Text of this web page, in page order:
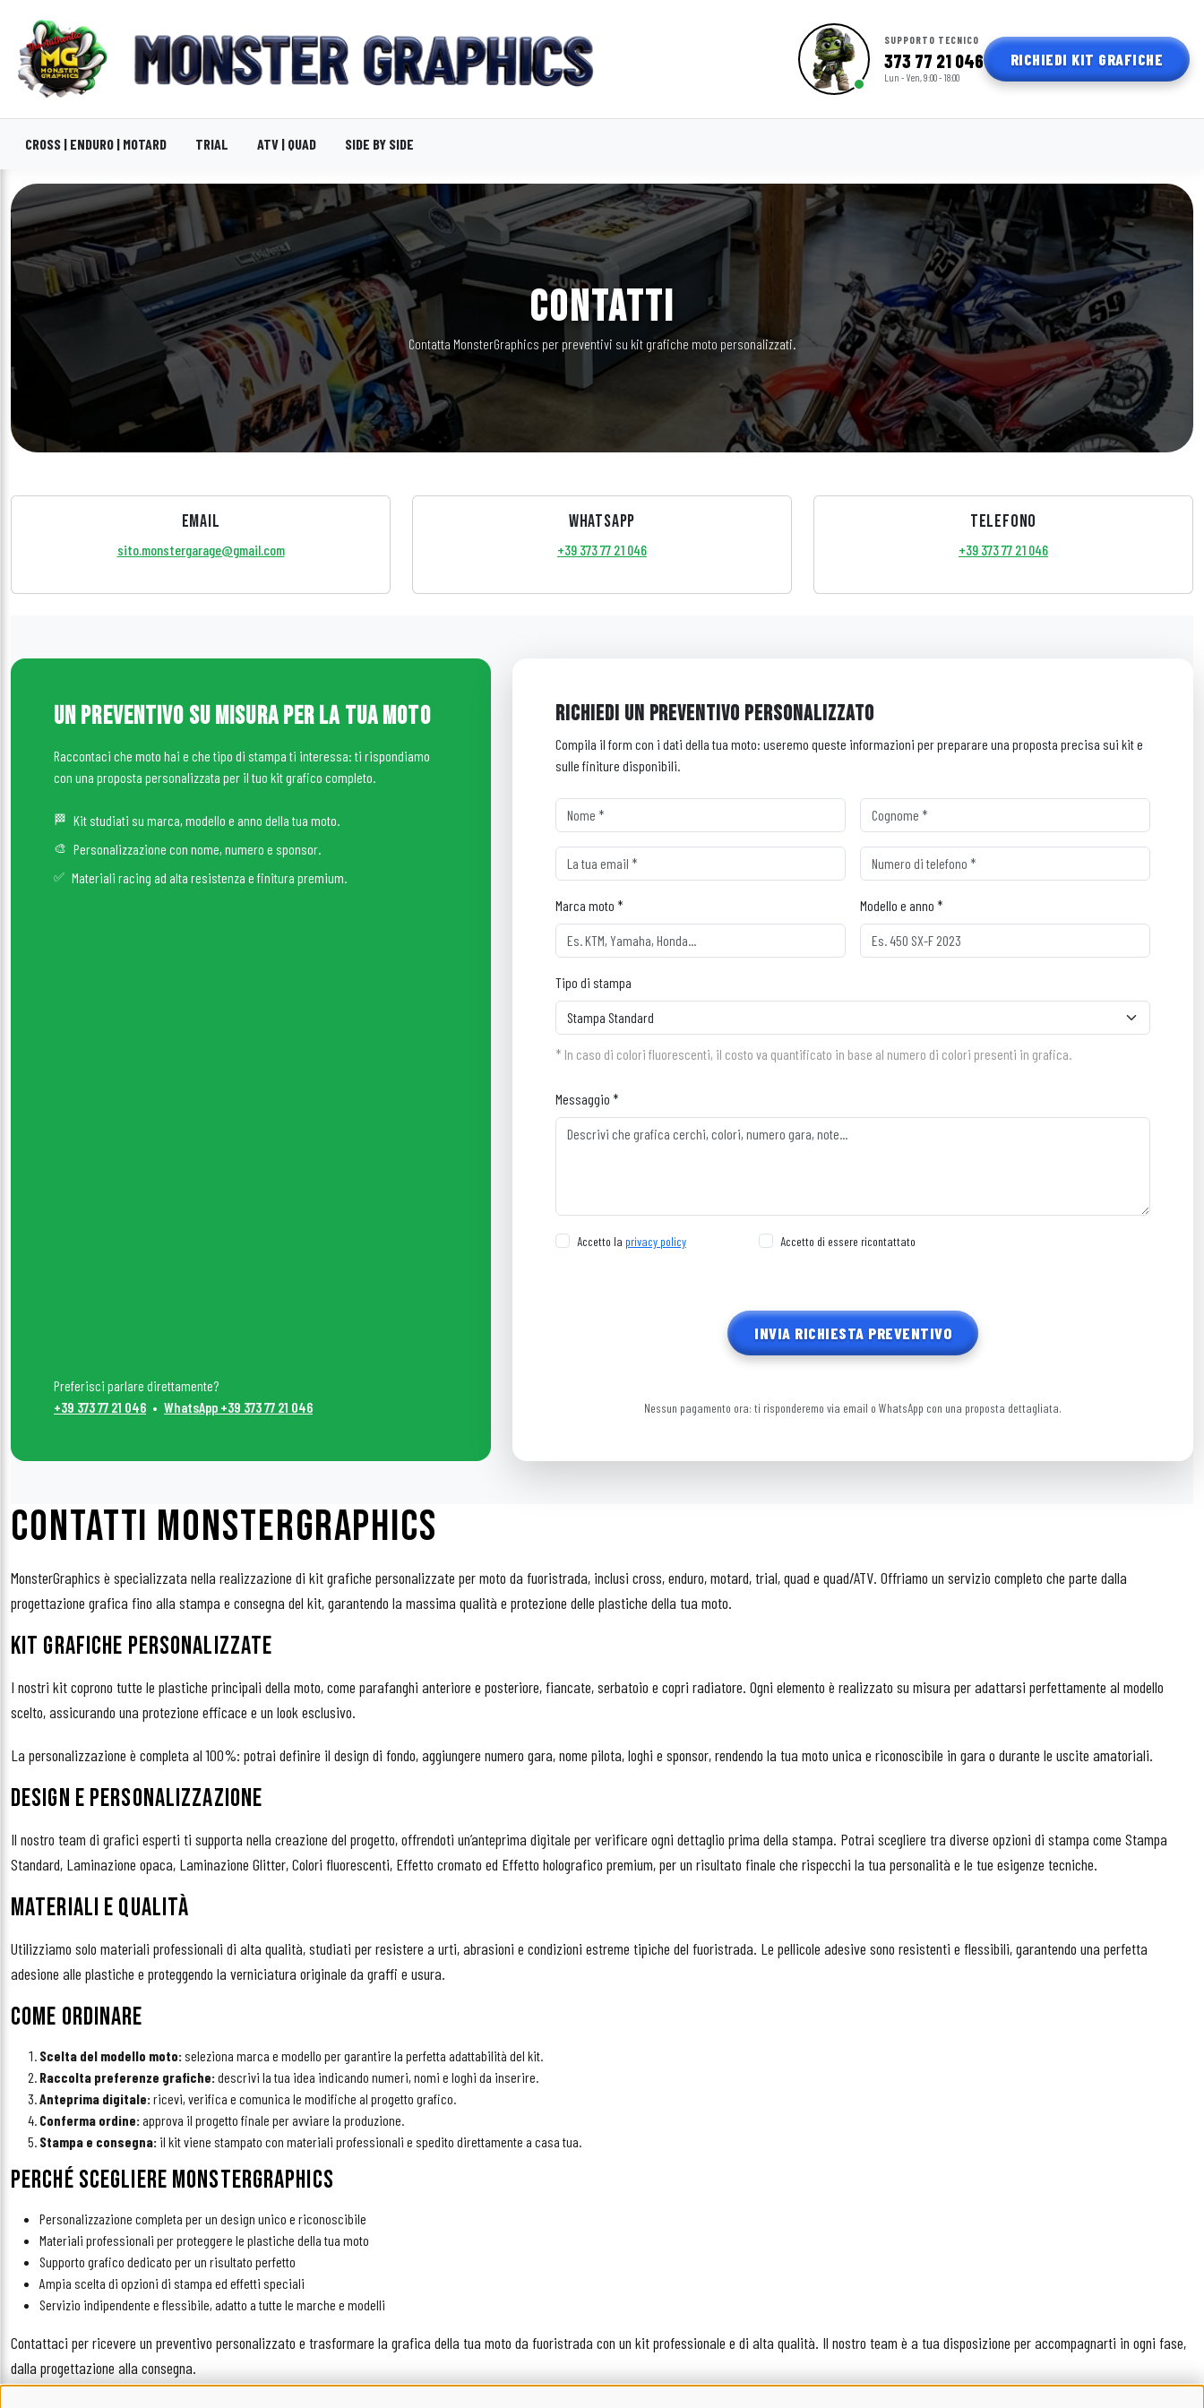
SUPPORTO TECNICO
373 77 21 046
Lun - Ven, 9:00 - 18:00
RICHIEDI KIT GRAFICHE
CROSS | ENDURO | MOTARD TRIAL ATV | QUAD SIDE BY SIDE
CONTATTI
Contatta MonsterGraphics per preventivi su kit grafiche moto personalizzati.
EMAIL
sito.monstergarage@gmail.com
WHATSAPP
+39 373 77 21 046
TELEFONO
+39 373 77 21 046
UN PREVENTIVO SU MISURA PER LA TUA MOTO
Raccontaci che moto hai e che tipo di stampa ti interessa: ti rispondiamo
con una proposta personalizzata per il tuo kit grafico completo.
🏁 Kit studiati su marca, modello e anno della tua moto.
🎨 Personalizzazione con nome, numero e sponsor.
✅ Materiali racing ad alta resistenza e finitura premium.
Preferisci parlare direttamente?
+39 373 77 21 046 • WhatsApp +39 373 77 21 046
RICHIEDI UN PREVENTIVO PERSONALIZZATO
Compila il form con i dati della tua moto: useremo queste informazioni per preparare una proposta precisa sui kit e
sulle finiture disponibili.
Marca moto * Modello e anno *
Tipo di stampa
* In caso di colori fluorescenti, il costo va quantificato in base al numero di colori presenti in grafica.
Messaggio *
Accetto la privacy policy Accetto di essere ricontattato
INVIA RICHIESTA PREVENTIVO
Nessun pagamento ora: ti risponderemo via email o WhatsApp con una proposta dettagliata.
CONTATTI MONSTERGRAPHICS
MonsterGraphics è specializzata nella realizzazione di kit grafiche personalizzate per moto da fuoristrada, inclusi cross, enduro, motard, trial, quad e quad/ATV. Offriamo un servizio completo che parte dalla
progettazione grafica fino alla stampa e consegna del kit, garantendo la massima qualità e protezione delle plastiche della tua moto.
KIT GRAFICHE PERSONALIZZATE
I nostri kit coprono tutte le plastiche principali della moto, come parafanghi anteriore e posteriore, fiancate, serbatoio e copri radiatore. Ogni elemento è realizzato su misura per adattarsi perfettamente al modello
scelto, assicurando una protezione efficace e un look esclusivo.
La personalizzazione è completa al 100%: potrai definire il design di fondo, aggiungere numero gara, nome pilota, loghi e sponsor, rendendo la tua moto unica e riconoscibile in gara o durante le uscite amatoriali.
DESIGN E PERSONALIZZAZIONE
Il nostro team di grafici esperti ti supporta nella creazione del progetto, offrendoti un’anteprima digitale per verificare ogni dettaglio prima della stampa. Potrai scegliere tra diverse opzioni di stampa come Stampa
Standard, Laminazione opaca, Laminazione Glitter, Colori fluorescenti, Effetto cromato ed Effetto holografico premium, per un risultato finale che rispecchi la tua personalità e le tue esigenze tecniche.
MATERIALI E QUALITÀ
Utilizziamo solo materiali professionali di alta qualità, studiati per resistere a urti, abrasioni e condizioni estreme tipiche del fuoristrada. Le pellicole adesive sono resistenti e flessibili, garantendo una perfetta
adesione alle plastiche e proteggendo la verniciatura originale da graffi e usura.
COME ORDINARE
Scelta del modello moto: seleziona marca e modello per garantire la perfetta adattabilità del kit.
Raccolta preferenze grafiche:descrivi la tua idea indicando numeri, nomi e loghi da inserire.
Anteprima digitale:ricevi, verifica e comunica le modifiche al progetto grafico.
Conferma ordine:approva il progetto finale per avviare la produzione.
Stampa e consegna: il kit viene stampato con materiali professionali e spedito direttamente a casa tua.
PERCHÉ SCEGLIERE MONSTERGRAPHICS
Personalizzazione completa per un design unico e riconoscibile
Materiali professionali per proteggere le plastiche della tua moto
Supporto grafico dedicato per un risultato perfetto
Ampia scelta di opzioni di stampa ed effetti speciali
Servizio indipendente e flessibile, adatto a tutte le marche e modelli
Contattaci per ricevere un preventivo personalizzato e trasformare la grafica della tua moto da fuoristrada con un kit professionale e di alta qualità. Il nostro team è a tua disposizione per accompagnarti in ogni fase,
dalla progettazione alla consegna.